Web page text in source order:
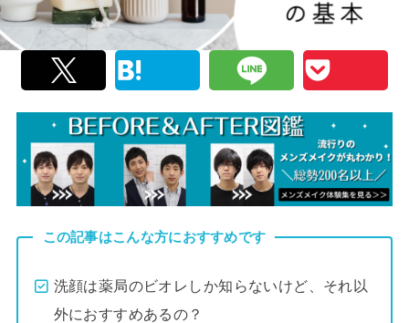
この記事はこんな方におすすめです
洗顔は薬局のビオレしか知らないけど、それ以
外におすすめあるの？